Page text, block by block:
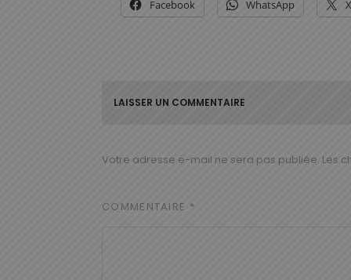
Facebook WhatsApp X
LAISSER UN COMMENTAIRE
Votre adresse e-mail ne sera pas publiée. Les
COMMENTAIRE *